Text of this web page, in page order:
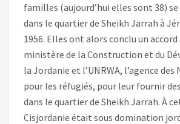
familles (aujourd’hui elles sont 38)
dans le quartier de Sheikh Jarrah à
1956. Elles ont alors conclu un accord
ministère de la Construction et du
la Jordanie et l’UNRWA, l’agence
pour les réfugiés, pour leur fournir
dans le quartier de Sheikh Jarrah. À
Cisjordanie était sous domination